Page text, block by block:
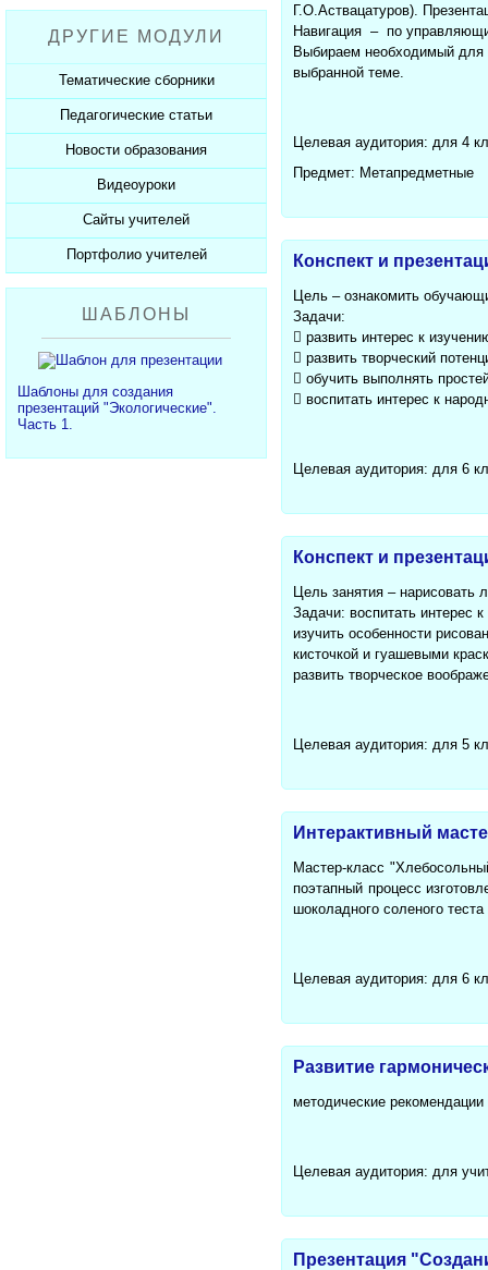
Пожарная безопасность
СанПиНы
Должностные обязанности
Планы, справки, протоколы
Презентации к Дню матери
Презентации к Новому году
Презентации к 23 февраля
Презентации к 8 марта
Презентации к Дню Победы
350 лет Петру I
Разработки учащихся
Софт для учителя
ДРУГИЕ МОДУЛИ
Тематические сборники
Сборники презентаций
Педагогические статьи
Каталог статей
Добавить статью
Новости образования
Новости образования
Видеоуроки
Видеоуроки ЕГЭ и ОГЭ
Сайты учителей
Каталог сайтов
Добавить сайт
Портфолио учителей
Каталог портфолио
Добавить портфолио
ШАБЛОНЫ
Шаблоны для создания
презентаций "Экологические".
Часть 1.
Г.О.Аствацатуров).
Навигация – по
Выбираем необходимый для
выбранной теме.
Целевая аудитория: для 4
Предмет: Метапредметные
Конспект и
Цель – ознакомить
Задачи:
 развить интерес к
 развить творческий
 обучить выполнять
 воспитать интерес к
Целевая аудитория: для 6
Конспект и
Цель занятия – нарисовать
Задачи: воспитать интерес
изучить особенности
кисточкой и гуашевыми
развить творческое
Целевая аудитория: для 5
Интерактивный
Мастер-класс
поэтапный процесс
шоколадного соленого
Целевая аудитория: для 6
Развитие
методические
Целевая аудитория: для
Презентация